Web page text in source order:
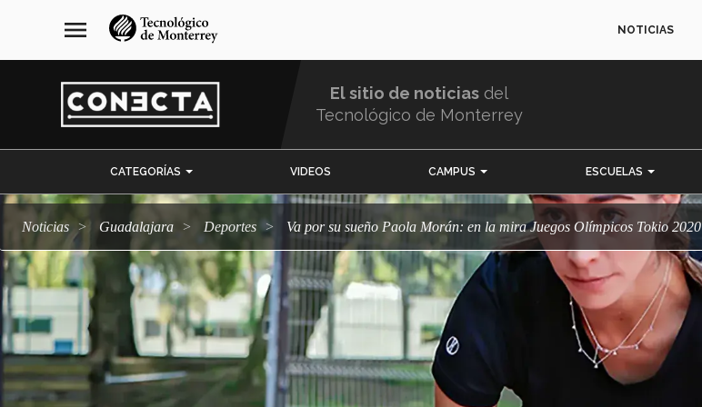
navegación
principal
menu NOTICIAS
El sitio de noticias del
Tecnológico de Monterrey
CATEGORÍAS VIDEOS CAMPUS ESCUELAS
Noticias Guadalajara deportes Va por su sueño Paola Morán: en la mira Juegos Olímpicos Tokio 2020